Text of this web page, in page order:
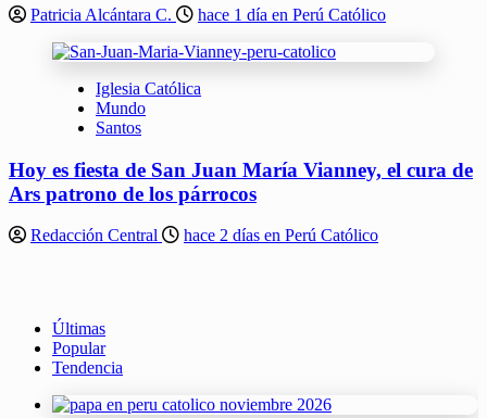
Patricia Alcántara C. hace 1 día en Perú Católico
Iglesia Católica
Mundo
Santos
Hoy es fiesta de San Juan María Vianney, el cura de
Ars patrono de los párrocos
Redacción Central hace 2 días en Perú Católico
Últimas
Popular
Tendencia